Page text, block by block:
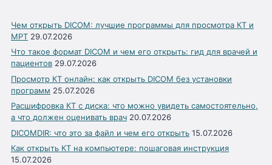
Чем открыть DICOM: лучшие программы для просмотра КТ и
МРТ 29.07.2026
Что такое формат DICOM и чем его открыть: гид для врачей и
пациентов 29.07.2026
Просмотр КТ онлайн: как открыть DICOM без установки
программ 25.07.2026
Расшифровка КТ с диска: что можно увидеть самостоятельно,
а что должен оценивать врач 20.07.2026
DICOMDIR: что это за файл и чем его открыть 15.07.2026
Как открыть КТ на компьютере: пошаговая инструкция
15.07.2026